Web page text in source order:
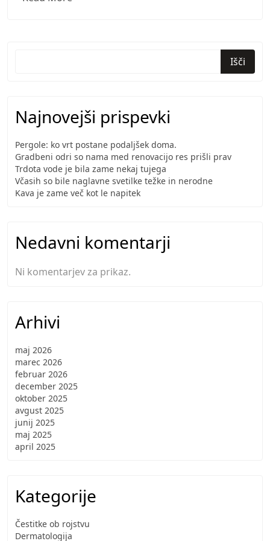
Išči
Najnovejši prispevki
Pergole: ko vrt postane podaljšek doma.
Gradbeni odri so nama med renovacijo res prišli prav
Trdota vode je bila zame nekaj tujega
Včasih so bile naglavne svetilke težke in nerodne
Kava je zame več kot le napitek
Nedavni komentarji
Ni komentarjev za prikaz.
Arhivi
maj 2026
marec 2026
februar 2026
december 2025
oktober 2025
avgust 2025
junij 2025
maj 2025
april 2025
Kategorije
Čestitke ob rojstvu
Dermatologija